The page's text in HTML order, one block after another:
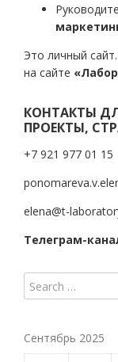
Это личный
на сайте
КОНТАКТЫ
ПРОЕКТЫ,
+7 921 977 01 15
elena@t-
Телеграм-
Сентябрь 2025